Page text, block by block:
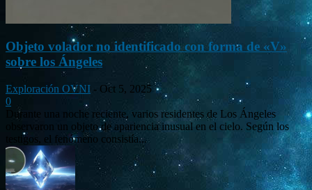
Objeto volador no identificado con forma de «V»
sobre los Ángeles
Exploración OVNI - Oct 5, 2025
0
Durante una noche reciente, varios residentes de Los Ángeles
observaron un objeto de apariencia inusual en el cielo. Según los
testigos, el fenómeno consistía...